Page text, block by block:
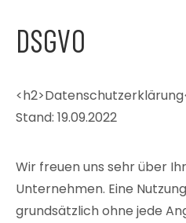
DSGVO
Stand: 19.09.2022
Wir freuen uns sehr über
Unternehmen. Eine
grundsätzlich ohne jede